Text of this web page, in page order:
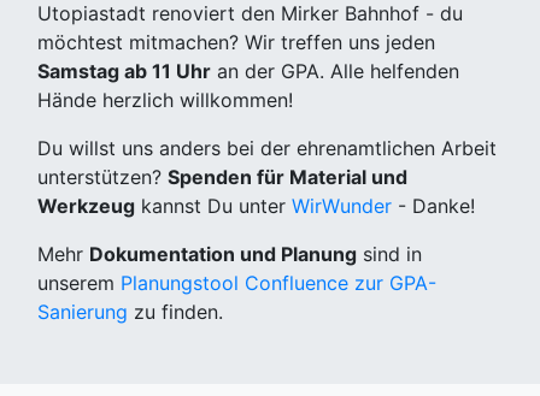
Utopiastadt renoviert den Mirker Bahnhof - du
möchtest mitmachen? Wir treffen uns jeden
Samstag ab 11 Uhr an der GPA. Alle helfenden
Hände herzlich willkommen!
Du willst uns anders bei der ehrenamtlichen Arbeit
unterstützen? Spenden für Material und
Werkzeug kannst Du unter WirWunder - Danke!
Mehr Dokumentation und Planung sind in
unserem Planungstool Confluence zur GPA-
Sanierung zu finden.